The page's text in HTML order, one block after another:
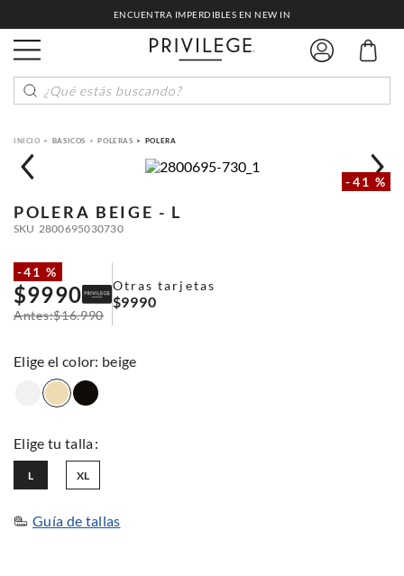
ENCUENTRA IMPERDIBLES EN NEW IN
¿Qué estás buscando?
BASICOS POLERAS POLERA
-41 %
POLERA BEIGE - L
SKU 2800695030730
-41 %
$9990
$16.990
Otras tarjetas
$9990
: beige
L XL
Guía de tallas